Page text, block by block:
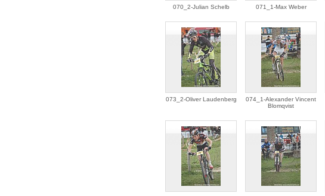
070_2-Julian Schelb 071_1-Max Weber
073_2-Oliver Laudenberg
074_1-Alexander Vincent
Blomqvist